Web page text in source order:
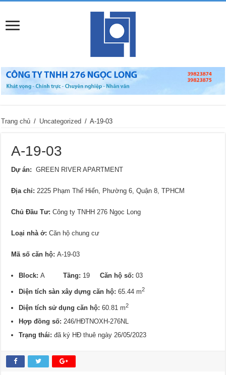
Trang chủ / Uncategorized / A-19-03
A-19-03
Dự án: GREEN RIVER APARTMENT
Địa chỉ: 2225 Phạm Thế Hiển, Phường 6, Quận 8, TPHCM
Chủ Đầu Tư: Công ty TNHH 276 Ngọc Long
Loại nhà ở: Căn hộ chung cư
Mã số căn hộ:A-19-03
Block:ATầng: 19Căn hộ số:03
Diện tích sàn xây dựng căn hộ:65.44 m2
Diện tích sử dụng căn hộ: 60.81 m2
Hợp đồng số:246/HĐTNOXH-276NL
Trạng thái:đã ký HĐ thuê ngày 26/05/2023